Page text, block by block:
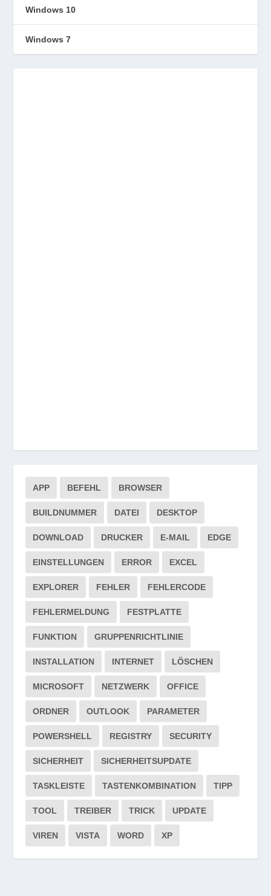
Windows 10
Windows 7
APP BEFEHL BROWSER
BUILDNUMMER DATEI DESKTOP
DOWNLOAD DRUCKER E-MAIL EDGE
EINSTELLUNGEN ERROR EXCEL
EXPLORER FEHLER FEHLERCODE
FEHLERMELDUNG FESTPLATTE
FUNKTION GRUPPENRICHTLINIE
INSTALLATION INTERNET LÖSCHEN
MICROSOFT NETZWERK OFFICE
ORDNER OUTLOOK PARAMETER
POWERSHELL REGISTRY SECURITY
SICHERHEIT SICHERHEITSUPDATE
TASKLEISTE TASTENKOMBINATION TIPP
TOOL TREIBER TRICK UPDATE
VIREN VISTA WORD XP